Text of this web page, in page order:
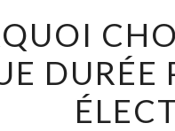
DURÉE